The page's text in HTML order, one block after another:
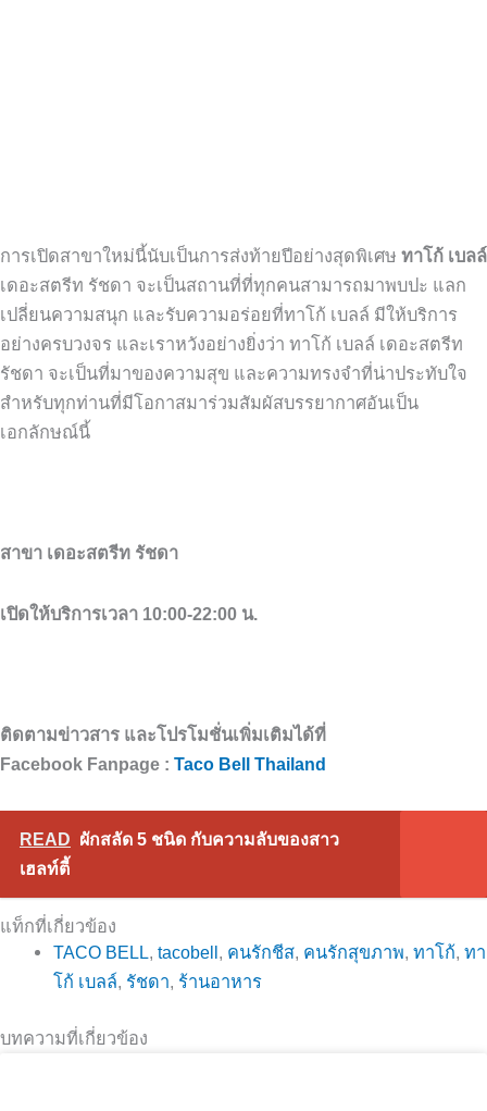
การเปิดสาขาใหม่นี้นับเป็นการส่งท้ายปีอย่างสุดพิเศษ ทาโก้ เบลล์
เดอะสตรีท รัชดา จะเป็นสถานที่ที่ทุกคนสามารถมาพบปะ แลก
เปลี่ยนความสนุก และรับความอร่อยที่ทาโก้ เบลล์ มีให้บริการ
อย่างครบวงจร และเราหวังอย่างยิ่งว่า ทาโก้ เบลล์ เดอะสตรีท
รัชดา จะเป็นที่มาของความสุข และความทรงจำที่น่าประทับใจ
สำหรับทุกท่านที่มีโอกาสมาร่วมสัมผัสบรรยากาศอันเป็น
เอกลักษณ์นี้
สาขา เดอะสตรีท รัชดา
เปิดให้บริการเวลา 10:00-22:00 น.
ติดตามข่าวสาร และโปรโมชั่นเพิ่มเติมได้ที่
Facebook Fanpage : Taco Bell Thailand
READ ผักสลัด 5 ชนิด กับความลับของสาว
เฮลท์ตี้
แท็กที่เกี่ยวข้อง
TACO BELL,tacobell , คนรักชีส, คนรักสุขภาพ,ทาโก้,ทา
โก้ เบลล์, รัชดา, ร้านอาหาร
บทความที่เกี่ยวข้อง